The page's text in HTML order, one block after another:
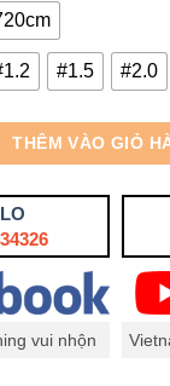
#1.5 #2.0
THÊM VÀO GIỎ
vui nhộn